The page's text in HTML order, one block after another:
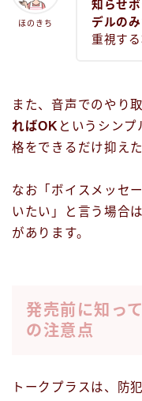
ほのきち
知らせ
デルのみ
重視す
また、音声でのやり
ればOK というシン
格をできるだけ抑え
なお「ボイスメッセ
いたい」と言う場合
があります。
発売前に知っ
の注意点
トークプラスは、防